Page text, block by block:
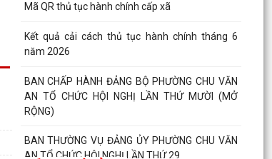
Mã QR thủ tục hành chính cấp xã
Kết quả cải cách thủ tục hành chính tháng 6
năm 2026
BAN CHẤP HÀNH ĐẢNG BỘ PHƯỜNG CHU VĂN
AN TỔ CHỨC HỘI NGHỊ LẦN THỨ MƯỜI (MỞ
RỘNG)
BAN THƯỜNG VỤ ĐẢNG ỦY PHƯỜNG CHU VĂN
AN TỔ CHỨC HỘI NGHỊ LẦN THỨ 29